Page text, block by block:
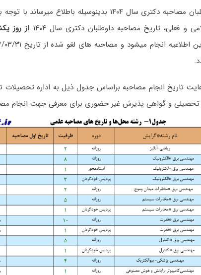
ضمن تشکر از صبوری داوطلبان مصاحبه دکتری سال ۱۴۰۴ بدینوسیله
و فعلی، تاریخ مصاحبه داوطلبان دکتری سال ۱۴۰۴
از روز
تاریخ انجام مصاحبه براساس جدول ذیل به اداره تحصیلات
تحصیلی و گواهی پذیرش غیر حضوری برای معرفی جهت انجام